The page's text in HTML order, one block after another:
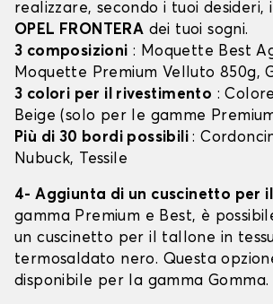
realizzare, secondo i tuoi desideri,
OPEL FRONTERA dei tuoi sogni.
3 composizioni : Moquette Best
Moquette Premium Velluto 850g,
3 colori per il rivestimento :
Beige (solo per le gamme
Più di 30 bordi possibili:
Nubuck, Tessile
4- Aggiunta di un cuscinetto per
gamma Premium e Best, è
un cuscinetto per il tallone in
termosaldato nero. Questa
disponibile per la gamma Gomma.